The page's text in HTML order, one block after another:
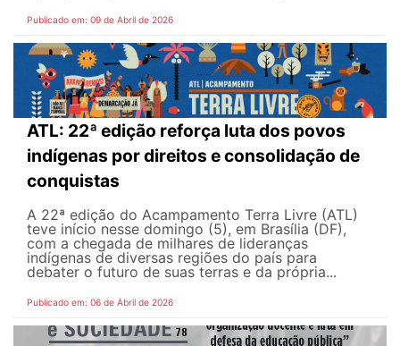
Publicado em: 09 de Abril de 2026
ATL: 22ª edição reforça luta dos povos
indígenas por direitos e consolidação de
conquistas
A 22ª edição do Acampamento Terra Livre (ATL)
teve início nesse domingo (5), em Brasília (DF),
com a chegada de milhares de lideranças
indígenas de diversas regiões do país para
debater o futuro de suas terras e da própria...
Publicado em: 06 de Abril de 2026